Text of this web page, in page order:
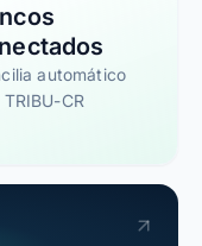
automático
CR